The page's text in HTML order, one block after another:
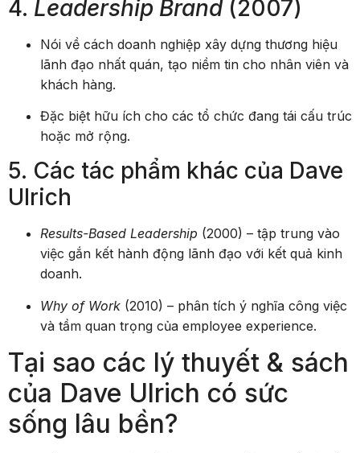
4. Leadership Brand(2007)
Nói về cách doanh nghiệp xây dựng thương hiệu
lãnh đạo nhất quán, tạo niềm tin cho nhân viên và
khách hàng.
Đặc biệt hữu ích cho các tổ chức đang tái cấu trúc
hoặc mở rộng.
5. Các tác phẩm khác của Dave
Ulrich
Results-Based Leadership (2000) – tập trung vào
việc gắn kết hành động lãnh đạo với kết quả kinh
doanh.
Why of Work (2010) – phân tích ý nghĩa công việc
và tầm quan trọng của employee experience.
Tại sao các lý thuyết & sách
của Dave Ulrich có sức
sống lâu bền?